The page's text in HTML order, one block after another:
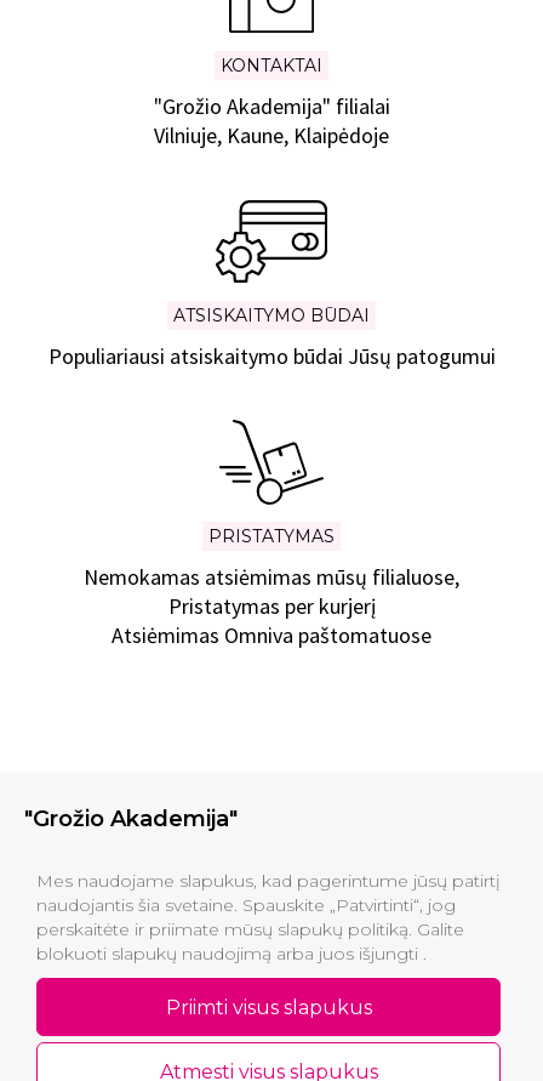
KONTAKTAI
"Grožio Akademija" filialai
Vilniuje, Kaune, Klaipėdoje
ATSISKAITYMO BŪDAI
Populiariausi atsiskaitymo būdai Jūsų patogumui
PRISTATYMAS
Nemokamas atsiėmimas mūsų filialuose,
Pristatymas per kurjerį
Atsiėmimas Omniva paštomatuose
"Grožio Akademija"
Klinikos
Informacija pirkėjams
Mes naudojame slapukus, kad pagerintume jūsų patirtį
naudojantis šia svetaine. Spauskite „Patvirtinti“, jog
perskaitėte ir priimate mūsų slapukų politiką. Galite
blokuoti slapukų naudojimą arba juos išjungti .
Priimti visus slapukus
Atmesti visus slapukus